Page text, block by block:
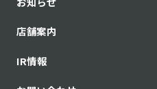
店舗案内
IR情報